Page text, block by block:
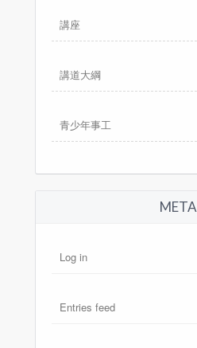
講座
講道大綱
青少年事工
META
Log in
Entries feed